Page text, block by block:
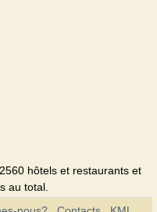
hôtels et restaurants et
au total.